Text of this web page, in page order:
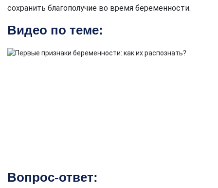
сохранить благополучие во время беременности.
Видео по теме:
Вопрос-ответ: